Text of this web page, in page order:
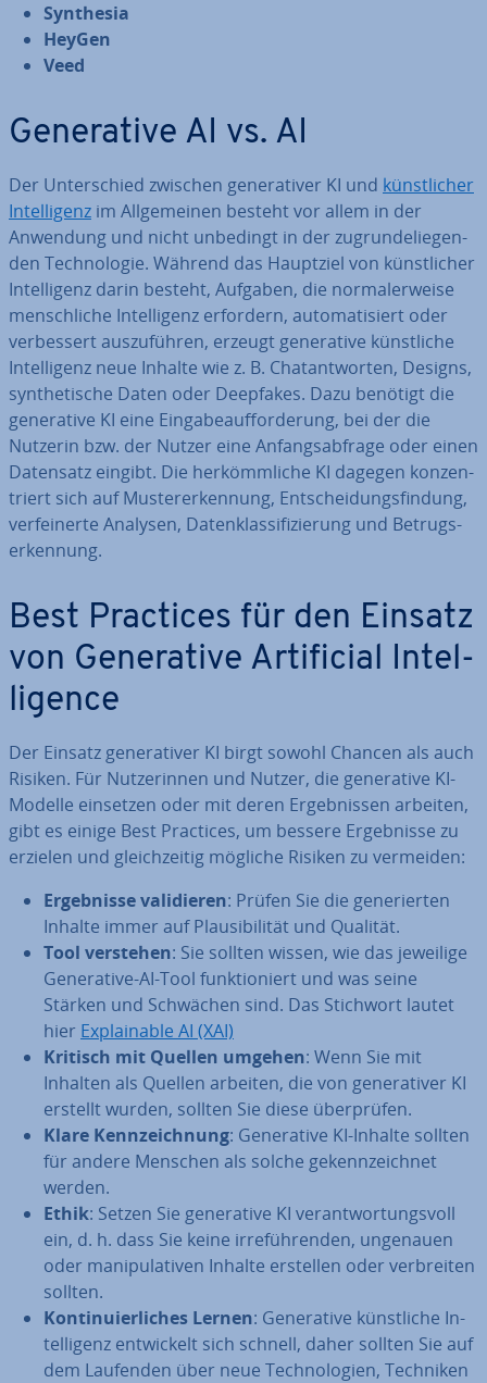
Synthesia
HeyGen
Veed
Ge­ne­ra­ti­ve AI vs. AI
Der Un­ter­schied zwischen ge­ne­ra­ti­ver KI und künst­li­cher
In­tel­li­genz im All­ge­mei­nen besteht vor allem in der
Anwendung und nicht unbedingt in der zu­grun­de­lie­gen­
den Tech­no­lo­gie. Während das Hauptziel von künst­li­cher
In­tel­li­genz darin besteht, Aufgaben, die nor­ma­ler­wei­se
mensch­li­che In­tel­li­genz erfordern, au­to­ma­ti­siert oder
ver­bes­sert aus­zu­füh­ren, erzeugt ge­ne­ra­ti­ve künst­li­che
In­tel­li­genz neue Inhalte wie z. B. Chat­ant­wor­ten, Designs,
syn­the­ti­sche Daten oder Deepfakes. Dazu benötigt die
ge­ne­ra­ti­ve KI eine Ein­ga­be­auf­for­de­rung, bei der die
Nutzerin bzw. der Nutzer eine An­fangs­ab­fra­ge oder einen
Datensatz eingibt. Die her­kömm­li­che KI dagegen kon­zen­
triert sich auf Mus­ter­er­ken­nung, Ent­schei­dungs­fin­dung,
ver­fei­ner­te Analysen, Da­ten­klas­si­fi­zie­rung und Be­trugs­
er­ken­nung.
Best Practices für den Einsatz
von Ge­ne­ra­ti­ve Ar­ti­fi­ci­al In­tel­
li­gence
Der Einsatz ge­ne­ra­ti­ver KI birgt sowohl Chancen als auch
Risiken. Für Nut­ze­rin­nen und Nutzer, die ge­ne­ra­ti­ve KI-
Modelle einsetzen oder mit deren Er­geb­nis­sen arbeiten,
gibt es einige Best Practices, um bessere Er­geb­nis­se zu
erzielen und gleich­zei­tig mögliche Risiken zu vermeiden:
Er­geb­nis­se va­li­die­ren: Prüfen Sie die ge­ne­rier­ten
Inhalte immer auf Plau­si­bi­li­tät und Qualität.
Tool verstehen: Sie sollten wissen, wie das jeweilige
Ge­ne­ra­ti­ve-AI-Tool funk­tio­niert und was seine
Stärken und Schwächen sind. Das Stichwort lautet
hier Ex­plainable AI (XAI)
Kritisch mit Quellen umgehen: Wenn Sie mit
Inhalten als Quellen arbeiten, die von ge­ne­ra­ti­ver KI
erstellt wurden, sollten Sie diese über­prü­fen.
Klare Kenn­zeich­nung: Ge­ne­ra­ti­ve KI-Inhalte sollten
für andere Menschen als solche ge­kenn­zeich­net
werden.
Ethik: Setzen Sie ge­ne­ra­ti­ve KI ver­ant­wor­tungs­voll
ein, d. h. dass Sie keine ir­re­füh­ren­den, ungenauen
oder ma­ni­pu­la­ti­ven Inhalte erstellen oder ver­brei­ten
sollten.
Kon­ti­nu­ier­li­ches Lernen: Ge­ne­ra­ti­ve künst­li­che In­
tel­li­genz ent­wi­ckelt sich schnell, daher sollten Sie auf
dem Laufenden über neue Tech­no­lo­gien, Techniken